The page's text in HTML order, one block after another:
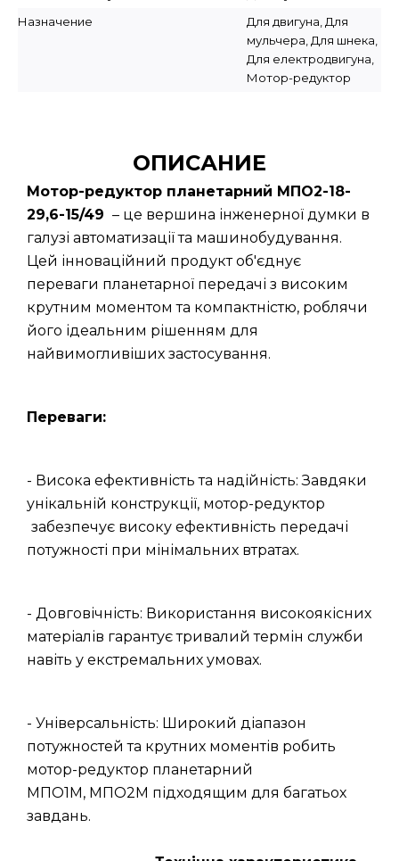
Назначение
Для двигуна, Для
мульчера, Для шнека,
Для електродвигуна,
Мотор-редуктор
ОПИСАНИЕ
Мотор-редуктор планетарний МПО2-18-
29,6-15/49 – це вершина інженерної думки в
галузі автоматизації та машинобудування.
Цей інноваційний продукт об'єднує
переваги планетарної передачі з високим
крутним моментом та компактністю, роблячи
його ідеальним рішенням для
найвимогливіших застосування.
Переваги:
- Висока ефективність та надійність: Завдяки
унікальній конструкції, мотор-редуктор
забезпечує високу ефективність передачі
потужності при мінімальних втратах.
- Довговічність: Використання високоякісних
матеріалів гарантує тривалий термін служби
навіть у екстремальних умовах.
- Універсальність: Широкий діапазон
потужностей та крутних моментів робить
мотор-редуктор планетарний
МПО1М, МПО2М підходящим для багатьох
завдань.